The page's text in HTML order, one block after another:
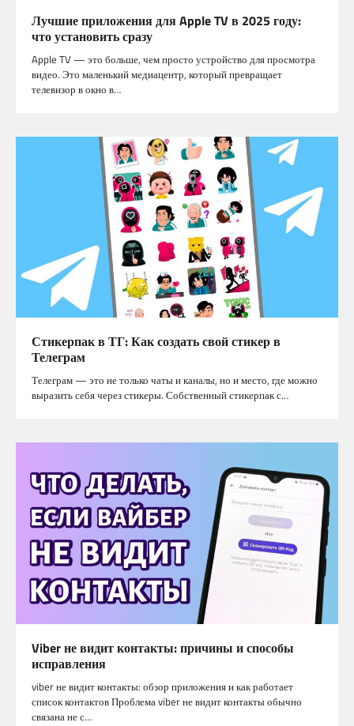
Лучшие приложения для Apple TV в 2025 году:
что установить сразу
Apple TV — это больше, чем просто устройство для просмотра
видео. Это маленький медиацентр, который превращает
телевизор в окно в…
Стикерпак в ТГ: Как создать свой стикер в
Телеграм
Телеграм — это не только чаты и каналы, но и место, где можно
выразить себя через стикеры. Собственный стикерпак с…
Viber не видит контакты: причины и способы
исправления
viber не видит контакты: обзор приложения и как работает
список контактов Проблема viber не видит контакты обычно
связана не с…